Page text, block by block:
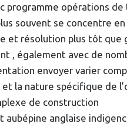
programme opérations de
souvent se concentre
et résolution plus tôt que
, également avec de
envoyer varier
la nature spécifique de
de construction
aubépine anglaise